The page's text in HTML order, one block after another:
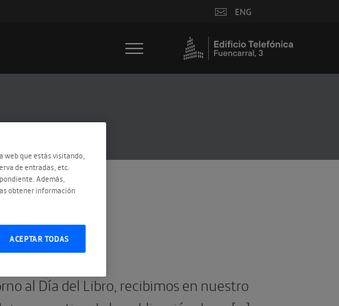
ENG
al Día del Libro, recibimos en nuestro
web que estás visitando,
de entradas, etc.
Además,
obtener información
ACEPTAR TODAS